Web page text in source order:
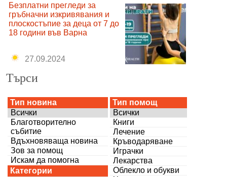
Безплатни прегледи за
гръбначни изкривявания и
плоскостъпие за деца от 7 до
18 години във Варна
27.09.2024
Търси
Тип новина
Всички
Благотворително
събитие
Вдъхновяваща новина
Зов за помощ
Искам да помогна
Категории
Тип помощ
Всички
Книги
Лечение
Кръводаряване
Играчки
Лекарства
Облекло и обукви